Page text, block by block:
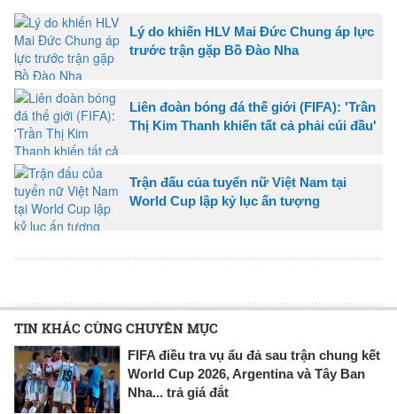
Lý do khiến HLV Mai Đức Chung áp lực
trước trận gặp Bồ Đào Nha
Liên đoàn bóng đá thế giới (FIFA): 'Trần
Thị Kim Thanh khiến tất cả phải cúi đầu'
Trận đấu của tuyển nữ Việt Nam tại
World Cup lập kỷ lục ấn tượng
TIN KHÁC CÙNG CHUYÊN MỤC
FIFA điều tra vụ ẩu đả sau trận chung kết
World Cup 2026, Argentina và Tây Ban
Nha... trả giá đắt